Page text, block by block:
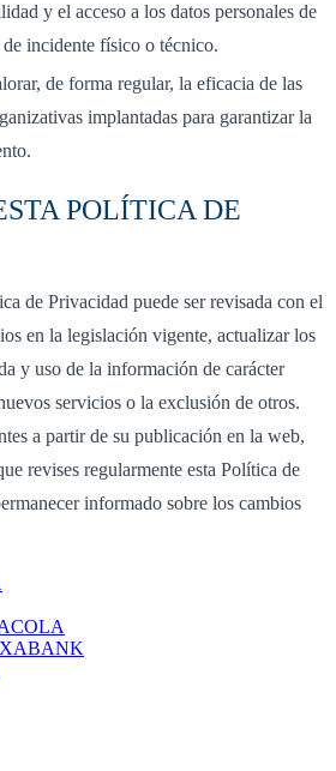
y el acceso a los datos personales de
incidente físico o técnico.
de forma regular, la eficacia de las
implantadas para garantizar la
POLÍTICA DE
de Privacidad puede ser revisada con el
en la legislación vigente, actualizar los
y uso de la información de carácter
servicios o la exclusión de otros.
a partir de su publicación en la web,
revises regularmente esta Política de
informado sobre los cambios